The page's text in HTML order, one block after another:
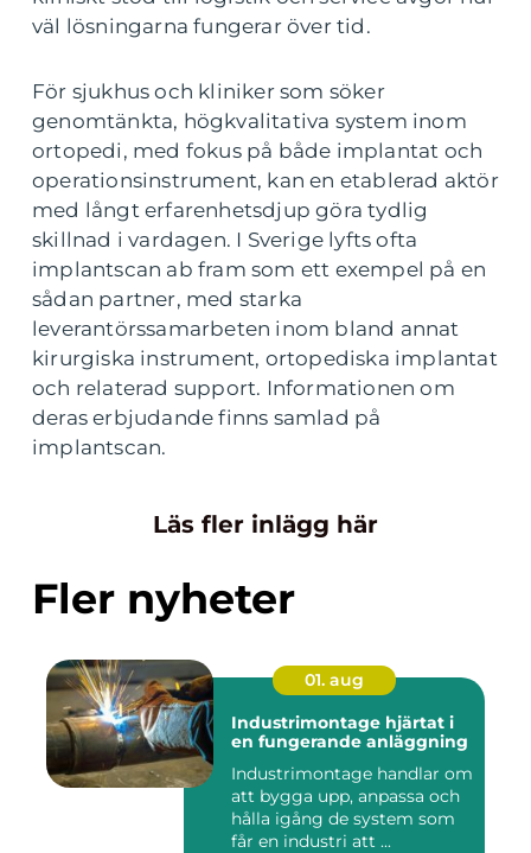
väl lösningarna fungerar över tid.
För sjukhus och kliniker som söker
genomtänkta, högkvalitativa system inom
ortopedi, med fokus på både implantat och
operationsinstrument, kan en etablerad aktör
med långt erfarenhetsdjup göra tydlig
skillnad i vardagen. I Sverige lyfts ofta
implantscan ab fram som ett exempel på en
sådan partner, med starka
leverantörssamarbeten inom bland annat
kirurgiska instrument, ortopediska implantat
och relaterad support. Informationen om
deras erbjudande finns samlad på
implantscan.
Läs fler inlägg här
Fler nyheter
01. aug
Industrimontage hjärtat i
en fungerande anläggning
Industrimontage handlar om
att bygga upp, anpassa och
hålla igång de system som
får en industri att ...